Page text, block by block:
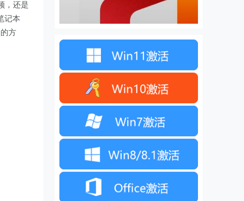
，还是
记本
的方